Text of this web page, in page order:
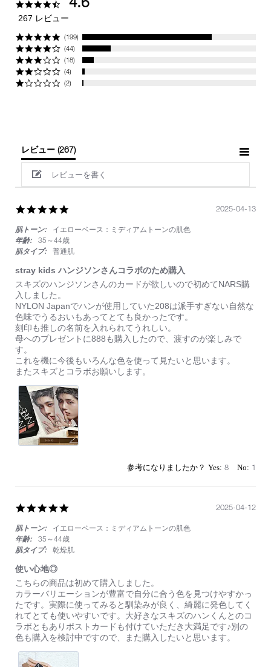
4.6
267 レビュー
(199)
(44)
(18)
(4)
(2)
レビュー (267)
レビューを書く
rating
肌トーン:
イエローベース：ミディアムトーンの肌色
年齢:
35～44歳
肌タイプ:
普通肌
stray kids ハンジソンさんコラボのため購入
Review
by
on
13
Apr
2025
review
stating
stray
kids
ハ
ン
ジ
ソ
ン
さ
ん
コ
ラ
ボ
の
た
め
スキズのハンジソンさんのカードが欲しいので初めてNARS購
入しました。
NYLON Japanでハンが使用していた208は派手すぎない自然な
色味でうるおいもあってとても良かったです。
刻印も推しの名前を入れられてうれしい。
母へのプレゼントに888も購入したので、渡すのが楽しみで
す。
これを機に今後もいろんな色を使って見たいと思います。
またスキズとコラボお願いします。
2025-04-13
8 1
rating
肌トーン:
イエローベース：ミディアムトーンの肌色
年齢:
35～44歳
肌タイプ:
乾燥肌
使い心地◎
Review
by
on
12
Apr
2025
review
stating
使
い
心
地
◎
こちらの商品は初めて購入しました。
カラーバリエーションが豊富で自分に合う色を見つけやすかっ
たです。実際に使ってみると馴染みが良く、綺麗に発色してく
れてとても使いやすいです。大好きなスキズのハンくんとのコ
ラボともありポストカードも付けていただき大満足です♪別の
色も購入を検討中ですので、また購入したいと思います。
2025-04-12